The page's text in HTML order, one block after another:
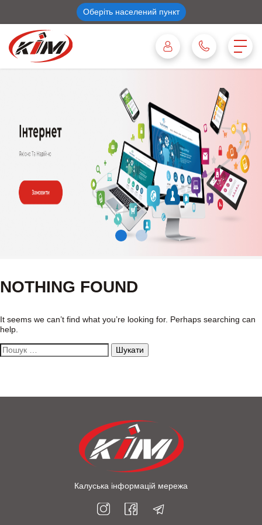
Оберіть населений пункт
NOTHING FOUND
It seems we can’t find what you’re looking for. Perhaps searching can
help.
Пошук:
Калуська інформацій мережа